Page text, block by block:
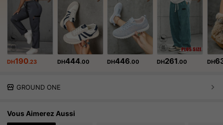
DH190.23 DH444.00 DH446.00 DH261.00 DH
GROUND ONE
Vous Aimerez Aussi